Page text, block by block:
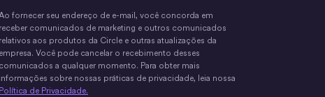
fornecer seu endereço de e-mail, você concorda em
receber comunicados de marketing e outros comunicados
relativos aos produtos da Circle e outras atualizações da
empresa. Você pode cancelar o recebimento desses
comunicados a qualquer momento. Para obter mais
informações sobre nossas práticas de privacidade, leia nossa
Política de Privacidade.